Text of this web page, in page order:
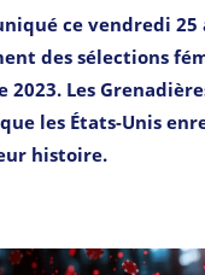
ce vendredi
des sélections
2023. Les
les États-Unis
histoire.